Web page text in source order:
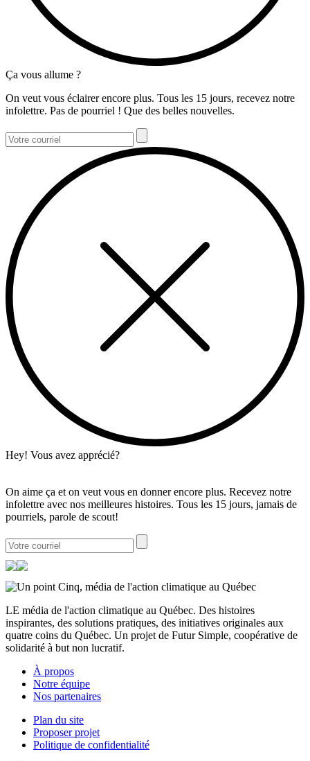
Ça vous allume ?
On veut vous éclairer encore plus. Tous les 15 jours, recevez notre
infolettre. Pas de pourriel ! Que des belles nouvelles.
Hey! Vous avez apprécié?
On aime ça et on veut vous en donner encore plus. Recevez notre
infolettre avec nos meilleures histoires. Tous les 15 jours, jamais de
pourriels, parole de scout!
LE média de l'action climatique au Québec. Des histoires
inspirantes, des solutions pratiques, des initiatives originales aux
quatre coins du Québec. Un projet de Futur Simple, coopérative de
solidarité à but non lucratif.
À propos
Notre équipe
Nos partenaires
Plan du site
Proposer projet
Politique de confidentialité